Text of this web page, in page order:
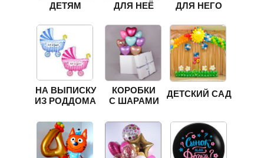
ДЛЯ НЕЁ ДЛЯ НЕГО
ДЕТЯМ
НА ВЫПИСКУ
ИЗ РОДДОМА
КОРОБКИ
С ШАРАМИ
ДЕТСКИЙ САД